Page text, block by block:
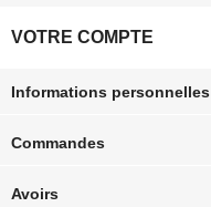
VOTRE COMPTE
Informations personnelles
Commandes
Avoirs